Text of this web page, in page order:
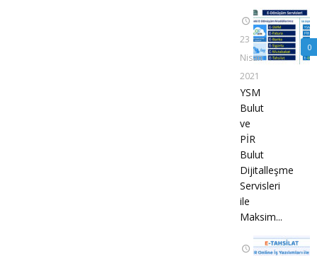
0
23
Nisan
2021
YSM
Bulut
ve
PİR
Bulut
Dijitalleşme
Servisleri
ile
Maksim...